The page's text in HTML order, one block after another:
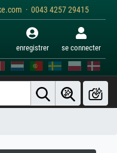
· 0043 4257 29415
enregistrer se connecter